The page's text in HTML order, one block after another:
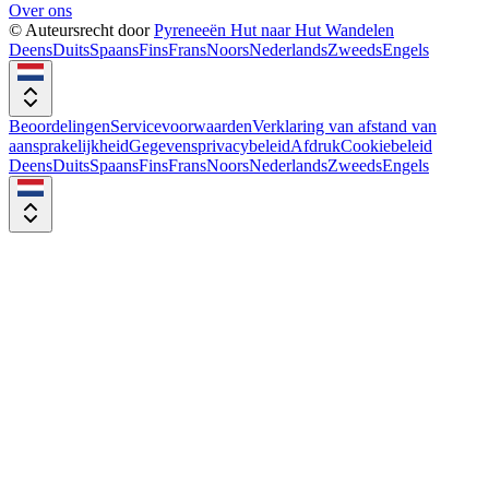
Over ons
© Auteursrecht door Pyreneeën Hut naar Hut Wandelen
DeensDuitsSpaansFinsFransNoorsNederlandsZweedsEngels
BeoordelingenServicevoorwaardenVerklaring van afstand van
aansprakelijkheidGegevensprivacybeleidAfdrukCookiebeleid
DeensDuitsSpaansFinsFransNoorsNederlandsZweedsEngels